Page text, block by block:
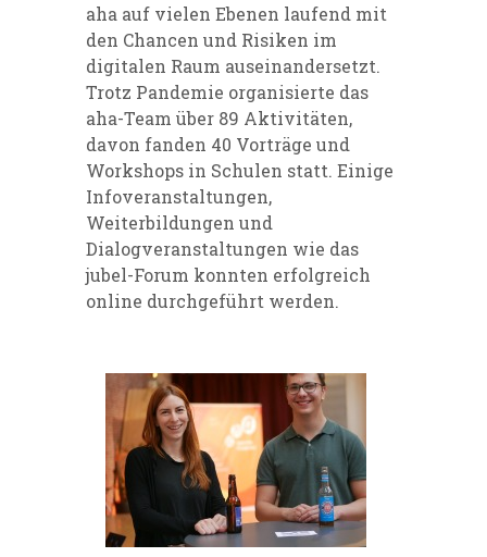
aha auf vielen Ebenen laufend mit
den Chancen und Risiken im
digitalen Raum auseinandersetzt.
Trotz Pandemie organisierte das
aha-Team über 89 Aktivitäten,
davon fanden 40 Vorträge und
Workshops in Schulen statt. Einige
Infoveranstaltungen,
Weiterbildungen und
Dialogveranstaltungen wie das
jubel-Forum konnten erfolgreich
online durchgeführt werden.